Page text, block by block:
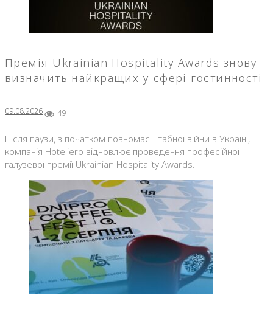
Премія Ukrainian Hospitality Awards знову
визначить найкращих у сфері гостинності
09.08.2026 49
Після паузи, з початком повномасштабної війни в Україні,
компанія Hoteliero відновлює проведення професійної
галузевої премії Ukrainian Hospitality Awards.